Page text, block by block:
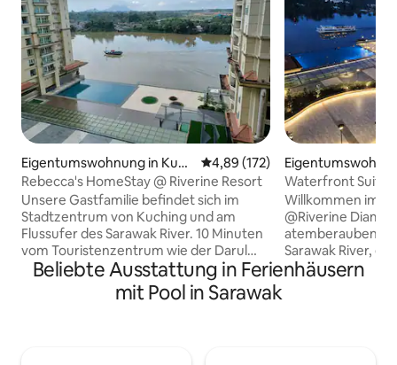
Eigentumswohnung in Kuch
ing
Durchschnittliche Bewertung:
4,89 (172)
Rebecca's HomeStay @ Riverine Resort
Unsere Gastfamilie befindet sich im
Stadtzentrum von Kuching und am
Flussufer des Sarawak River. 10 Minuten
vom Touristenzentrum wie der Darul
Hana Bridge, dem Kuching Waterfront
Musical Fountain, dem Dewan Undangan
Negeri Sarawak, dem Plaza Merdeka
ng
Waterfront Suite
@Riverine Resort
Willkommen im
@Riverine Diamond
Sarawak River,
malerischen
Beliebte Ausstattung in Ferienhäusern
mit Pool in Sarawak